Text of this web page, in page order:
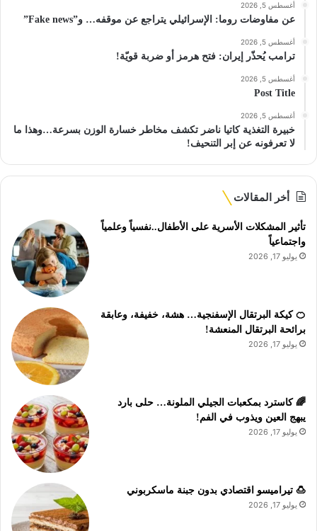
أغسطس 5, 2026
عن مفاوضات روما: الإسرائيلي يتراجع عن موقفه… و”Fake news”
أغسطس 5, 2026
ترامب يُحذّر إيران: فتح هرمز أو ضربة قويّة!
أغسطس 5, 2026
Post Title
أغسطس 5, 2026
خبيرة التغذية كاتيا ناضر تكشف مخاطر خسارة الوزن بسرعة…وهذا ما
لا تعرفونه عن إبر التنحيف!
أخر المقالات
تأثير المشكلات الأسرية على الأطفال..نفسياً وعلمياً
واجتماعياً
يوليو 17, 2026
🍊 كيكة البرتقال الإسفنجية… هشة، خفيفة، وعابقة
برائحة البرتقال المنعشة!
يوليو 17, 2026
🌈 كاسترد بمكعبات الجيلي الملونة… حلى بارد
يبهج العين ويذوب في الفم!
يوليو 17, 2026
🍮 تيراميسو اقتصادي بدون جبنة ماسكربوني
يوليو 17, 2026